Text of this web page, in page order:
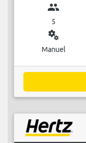
group
5
miscellaneous_services
Manuel